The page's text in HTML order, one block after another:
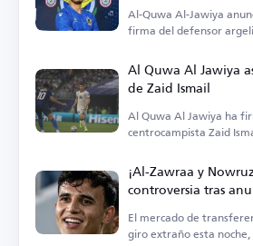
Al-Quwa Al-Jawiya
firma del defensor
Al Quwa Al Jawiya
de Zaid Ismail
Al Quwa Al Jawiya ha
centrocampista Zaid
¡Al-Zawraa y
controversia tras
mismo jugador!
El mercado de
giro extraño esta